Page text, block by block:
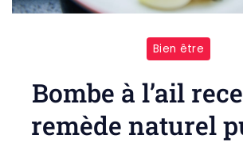
Bien être
Bombe à l’ail
remède naturel